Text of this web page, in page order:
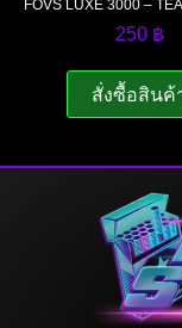
FOVS LUXE 3000 –
250 ฿
สั่งซื้อสินค้